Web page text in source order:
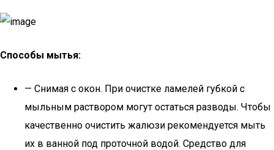
Способы мытья:
— Снимая с окон. При очистке ламелей губкой с
мыльным раствором могут остаться разводы. Чтобы
качественно очистить жалюзи рекомендуется мыть
их в ванной под проточной водой. Средство для